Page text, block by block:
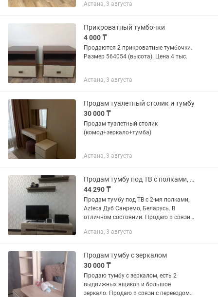
Астана, 3 августа
Прикроватный тумбочки
4 000 ₸
Продаются 2 прикроватные тумбочки.
Размер 564054 (высота). Цена 4 тыс.
Астана, 3 августа
Продам туалетный столик и тумбу
30 000 ₸
Продам туалетный столик
(комод+зеркало+тумба)
Астана, 3 августа
Продам тумбу под ТВ с полками, Беларусь
44 290 ₸
Продам тумбу под ТВ с 2-мя полками,
Azteca Дуб Санремо, Беларусь. В
отличном состоянии. Продаю в связи с
отдельно. Есть также из этой серии
Астана, 3 августа
Продам тумбу с зеркалом
30 000 ₸
Продаю тумбу с зеркалом, есть 2
выдвижных ящиков и большое
зеркало. Продаю в связи с переездом